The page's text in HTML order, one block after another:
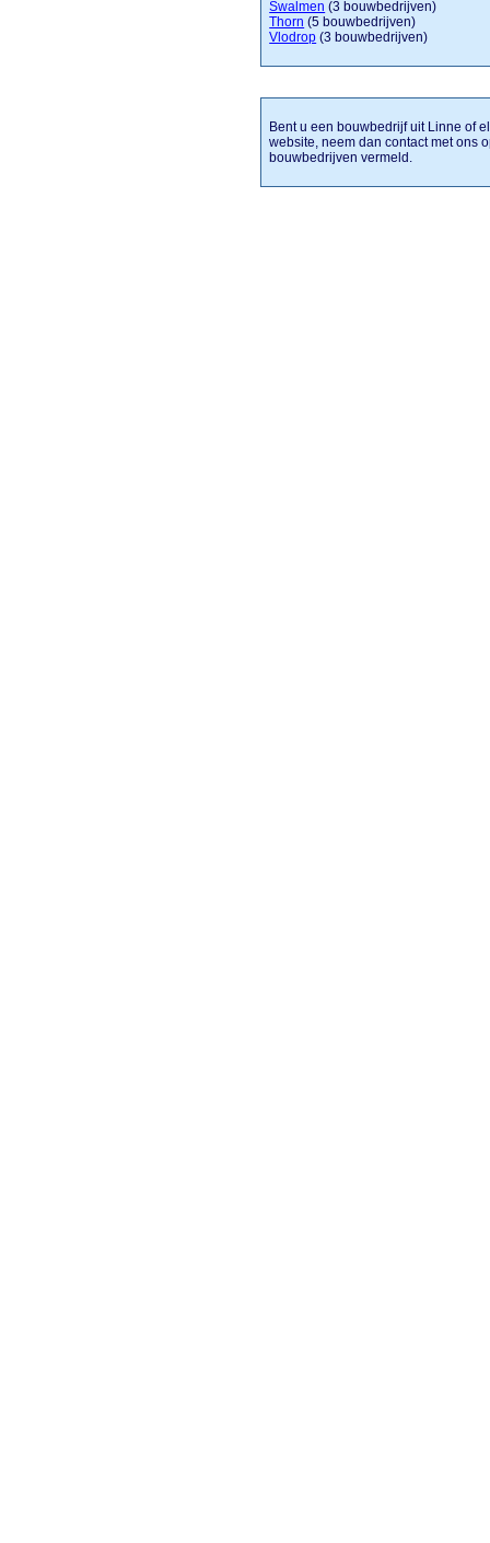
Swalmen (3 bouwbedrijven)
Thorn (5 bouwbedrijven)
Vlodrop (3 bouwbedrijven)
Bent u een bouwbedrijf uit Linne of
website, neem dan contact met ons
bouwbedrijven vermeld.